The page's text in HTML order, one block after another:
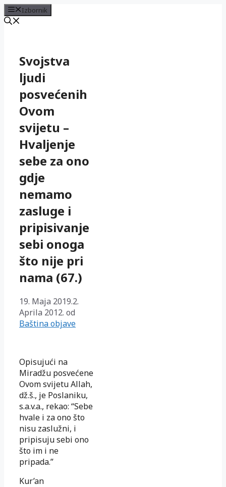
Izbornik
sadržajSvojstva
ljudi
posvećenih
Ovom
svijetu –
Hvaljenje
sebe za ono
gdje
nemamo
zasluge i
pripisivanje
sebi onoga
što nije pri
nama (67.)
19. Maja 2019.2.
Aprila 2012. od
Baština objave
Opisujući na
Miradžu posvećene
Ovom svijetu Allah,
dž.š., je Poslaniku,
s.a.v.a., rekao: “Sebe
hvale i za ono što
nisu zaslužni, i
pripisuju sebi ono
što im i ne
pripada.”
Kur’an